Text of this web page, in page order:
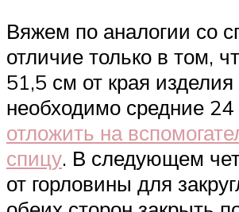
Вяжем по аналогии со
отличие только в том,
51,5 см от края изделия
необходимо средние 24
отложить на
спицу. В следующем
от горловины для